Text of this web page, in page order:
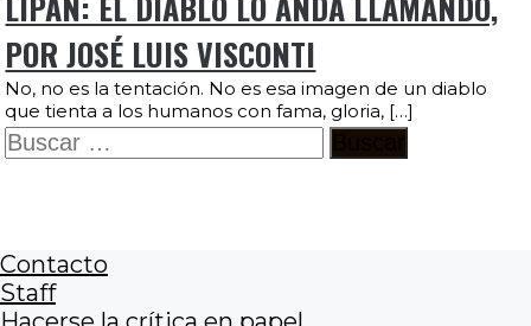
POR JOSÉ LUIS VISCONTI
No, no es la tentación. No es esa imagen de un diablo
que tienta a los humanos con fama, gloria, […]
Buscar:
Contacto
Staff